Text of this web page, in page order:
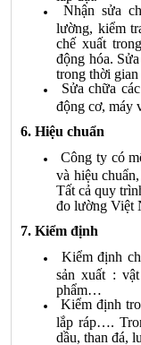
Nhận sửa
lường, kiểm
chế xuất
động hóa.
trong thời gian
Sửa chữa
động cơ, máy
6. Hiệu chuẩn
Công ty có
và hiệu
Tất cả quy
đo lường Việt
7. Kiểm định
Kiểm định
sản xuất :
phẩm…
Kiểm định
lắp ráp….
dầu, than đá,